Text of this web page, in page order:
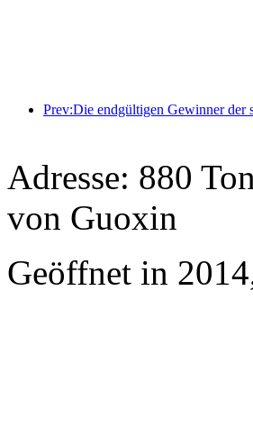
Adresse: 880
von Guoxin
Geöffnet in